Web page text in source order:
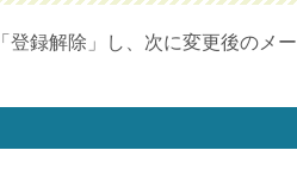
録解除」し、次に変更後のメー